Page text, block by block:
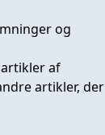
og
af
artikler, der